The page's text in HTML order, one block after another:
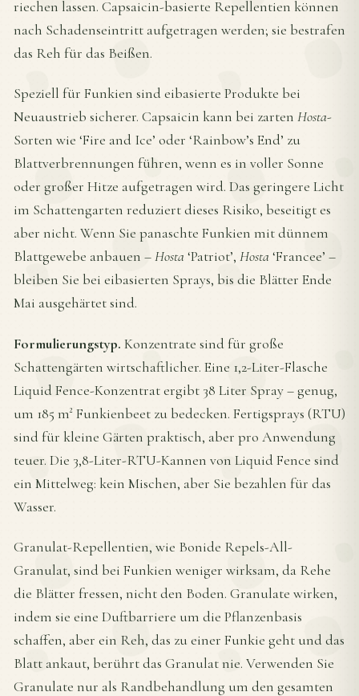
riechen lassen. Capsaicin-basierte Repellentien können
nach Schadenseintritt aufgetragen werden; sie bestrafen
das Reh für das Beißen.
Speziell für Funkien sind eibasierte Produkte bei
Neuaustrieb sicherer. Capsaicin kann bei zarten Hosta-
Sorten wie ‘Fire and Ice’ oder ‘Rainbow’s End’ zu
Blattverbrennungen führen, wenn es in voller Sonne
oder großer Hitze aufgetragen wird. Das geringere Licht
im Schattengarten reduziert dieses Risiko, beseitigt es
aber nicht. Wenn Sie panaschte Funkien mit dünnem
Blattgewebe anbauen –Hosta ‘Patriot’, Hosta ‘Francee’ –
bleiben Sie bei eibasierten Sprays, bis die Blätter Ende
Mai ausgehärtet sind.
Formulierungstyp. Konzentrate sind für große
Schattengärten wirtschaftlicher. Eine 1,2-Liter-Flasche
Liquid Fence-Konzentrat ergibt 38 Liter Spray – genug,
um 185 m² Funkienbeet zu bedecken. Fertigsprays (RTU)
sind für kleine Gärten praktisch, aber pro Anwendung
teuer. Die 3,8-Liter-RTU-Kannen von Liquid Fence sind
ein Mittelweg: kein Mischen, aber Sie bezahlen für das
Wasser.
Granulat-Repellentien, wie Bonide Repels-All-
Granulat, sind bei Funkien weniger wirksam, da Rehe
die Blätter fressen, nicht den Boden. Granulate wirken,
indem sie eine Duftbarriere um die Pflanzenbasis
schaffen, aber ein Reh, das zu einer Funkie geht und das
Blatt ankaut, berührt das Granulat nie. Verwenden Sie
Granulate nur als Randbehandlung um den gesamten